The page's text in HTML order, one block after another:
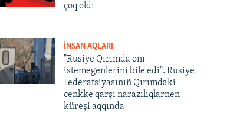
çoq oldı
İNSAN AQLARI
"Rusiye Qırımda onı
istemegenlerini bile edi". Rusiye
Federatsiyasınıñ Qırımdaki
cenkke qarşı narazılıqlarnen
küreşi aqqında